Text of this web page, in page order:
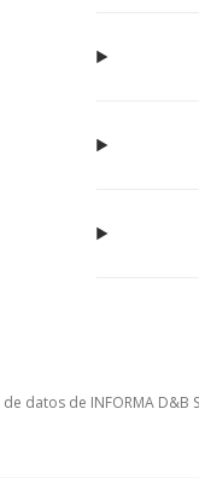
datos de INFORMA